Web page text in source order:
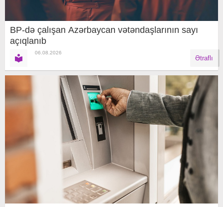
BP-də çalışan Azərbaycan vətəndaşlarının sayı
açıqlanıb
06.08.2026
Ətraflı